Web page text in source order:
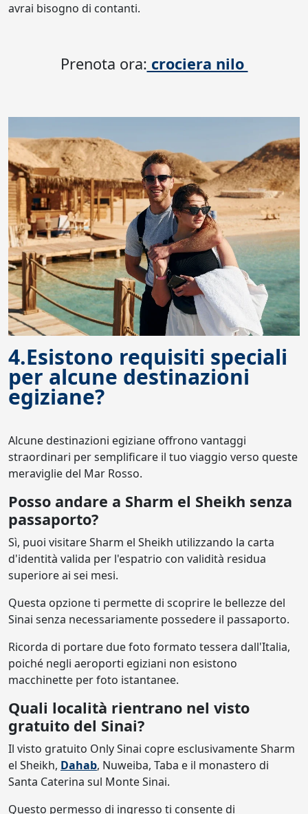
avrai bisogno di contanti.
Prenota ora: crociera nilo
4.Esistono requisiti speciali
per alcune destinazioni
egiziane?
Alcune destinazioni egiziane offrono vantaggi
straordinari per semplificare il tuo viaggio verso queste
meraviglie del Mar Rosso.
Posso andare a Sharm el Sheikh senza
passaporto?
Sì, puoi visitare Sharm el Sheikh utilizzando la carta
d'identità valida per l'espatrio con validità residua
superiore ai sei mesi.
Questa opzione ti permette di scoprire le bellezze del
Sinai senza necessariamente possedere il passaporto.
Ricorda di portare due foto formato tessera dall'Italia,
poiché negli aeroporti egiziani non esistono
macchinette per foto istantanee.
Quali località rientrano nel visto
gratuito del Sinai?
Il visto gratuito Only Sinai copre esclusivamente Sharm
el Sheikh, Dahab, Nuweiba, Taba e il monastero di
Santa Caterina sul Monte Sinai.
Questo permesso di ingresso ti consente di